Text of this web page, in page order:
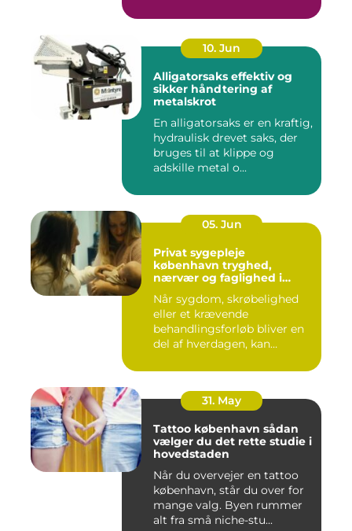
10. Jun
Alligatorsaks effektiv og
sikker håndtering af
metalskrot
En alligatorsaks er en kraftig,
hydraulisk drevet saks, der
bruges til at klippe og
adskille metal o...
05. Jun
Privat sygepleje
københavn tryghed,
nærvær og faglighed i
Når sygdom, skrøbelighed
eller et krævende
behandlingsforløb bliver en
del af hverdagen, kan
31. May
Tattoo københavn sådan
vælger du det rette studie i
hovedstaden
Når du overvejer en tattoo
københavn, står du over for
mange valg. Byen rummer
alt fra små niche-stu...